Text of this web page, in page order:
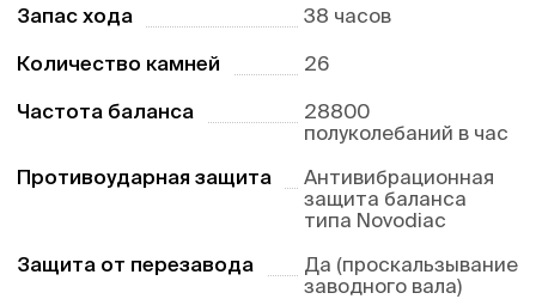
Запас хода
38 часов
Количество камней 26
Частота баланса
28800
полуколебаний в час
Противоударная защита
Антивибрационная
защита баланса
типа Novodiac
Защита от перезавода
Да (проскальзывание
заводного вала)